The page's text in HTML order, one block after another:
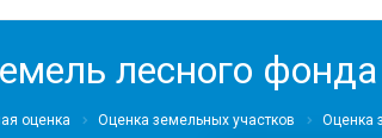
лесного фонда
оценка Оценка земельных участков Оценка